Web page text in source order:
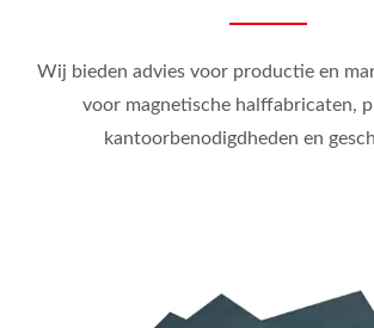
Wij bieden advies voor productie en
voor magnetische halffabricaten,
kantoorbenodigdheden en